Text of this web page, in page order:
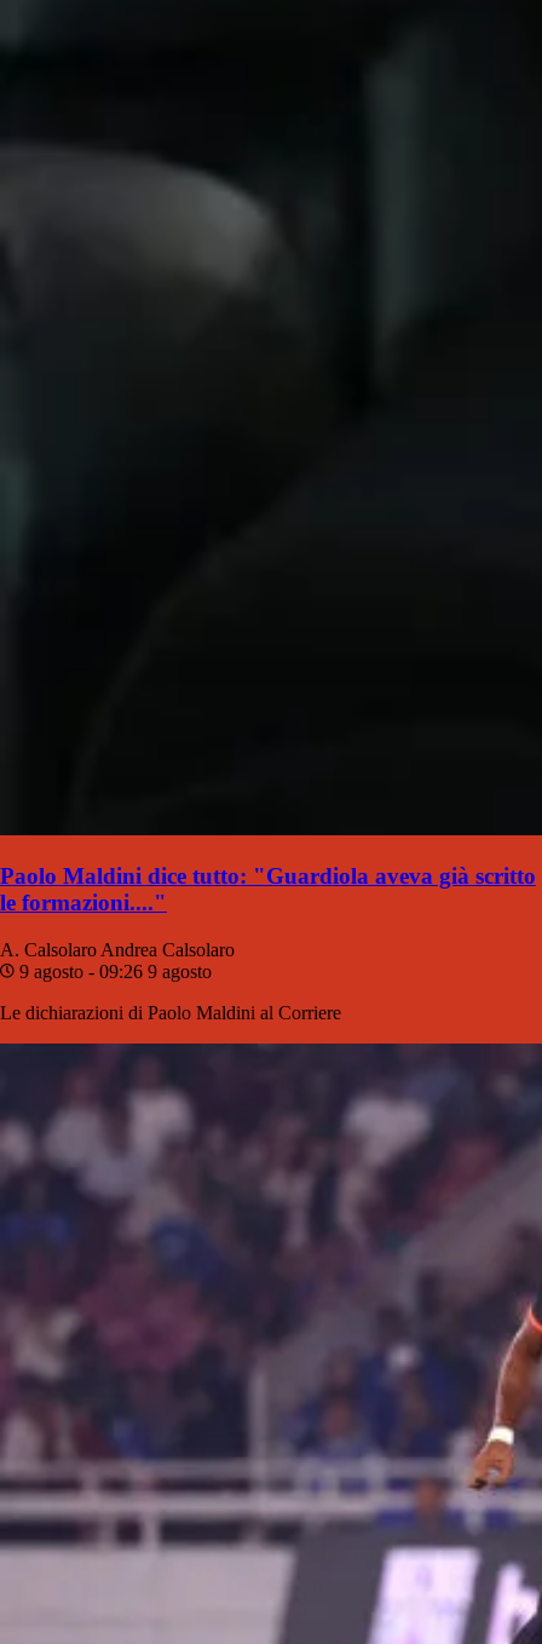
Paolo Maldini dice tutto: "Guardiola aveva già scritto
le formazioni...."
A. Calsolaro Andrea Calsolaro
9 agosto - 09:26 9 agosto
Le dichiarazioni di Paolo Maldini al Corriere